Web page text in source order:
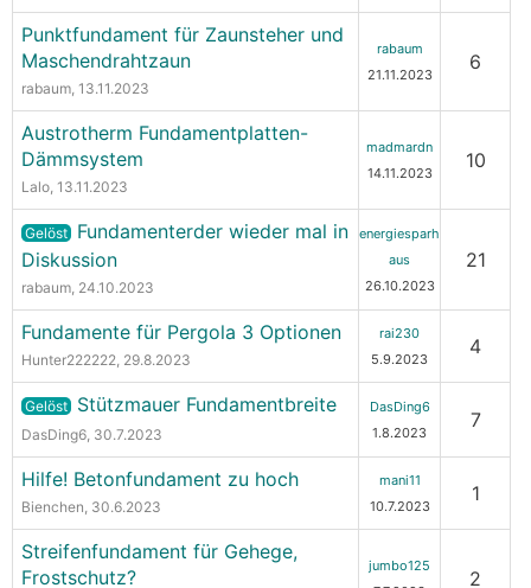
Punktfundament für Zaunsteher und
Maschendrahtzaun
rabaum, 13.11.2023
rabaum
21.11.2023
6
Austrotherm Fundamentplatten-
Dämmsystem
Lalo, 13.11.2023
madmardn
14.11.2023
10
Gelöst Fundamenterder wieder mal in
Diskussion
rabaum, 24.10.2023
energiesparh
aus
26.10.2023
21
Fundamente für Pergola 3 Optionen
Hunter222222, 29.8.2023
rai230
5.9.2023
4
Gelöst Stützmauer Fundamentbreite
DasDing6, 30.7.2023
DasDing6
1.8.2023
7
Hilfe! Betonfundament zu hoch
Bienchen, 30.6.2023
mani11
10.7.2023
1
Streifenfundament für Gehege,
Frostschutz?
jumbo125
2